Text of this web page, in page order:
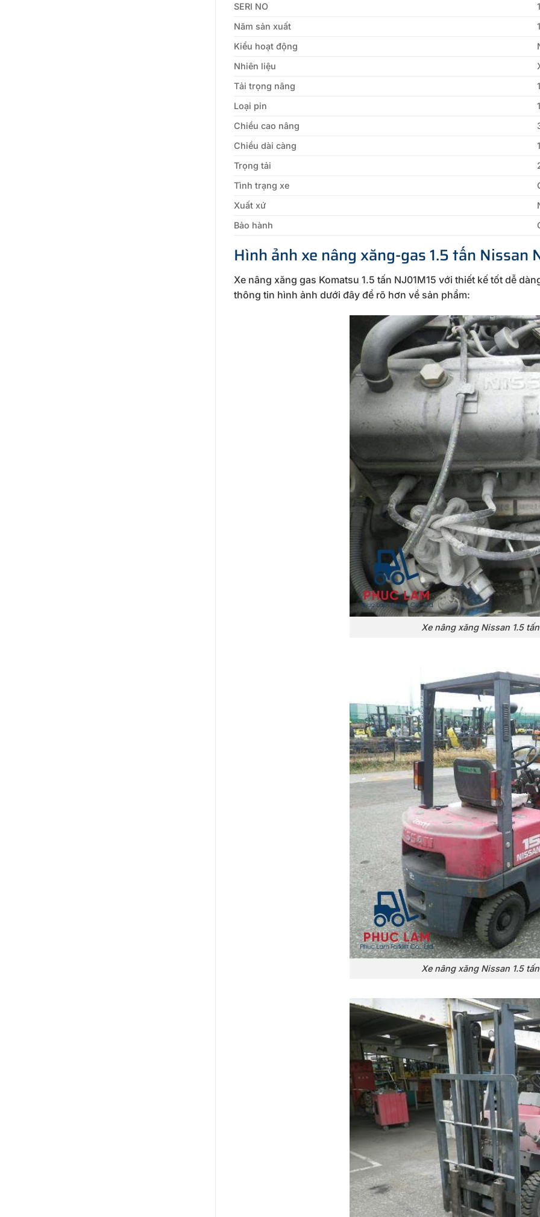
SERI NO
Năm sản xuất
Kiểu hoạt động
Nhiên liệu
Tải trọng nâng
Loại pin
Chiều cao nâng
Chiều dài càng
Trọng tải
Tình trạng xe
Xuất xứ
Bảo hành
Hình ảnh xe nâng xăng-gas 1.5 tấn Nissan
Xe nâng xăng gas Komatsu 1.5 tấn NJ01M15 với thiết kế tốt dễ
thông tin hình ảnh dưới đây để rõ hơn về sản phẩm:
Xe nâng xăng Nissan 1.5
Xe nâng xăng Nissan 1.5